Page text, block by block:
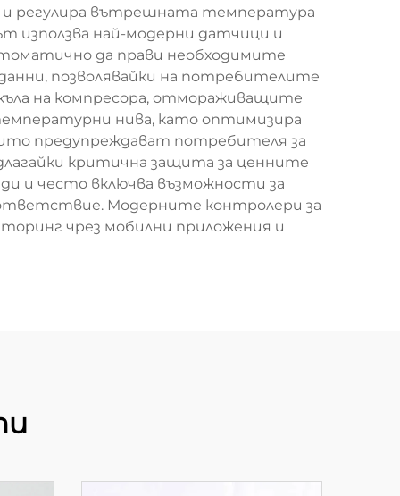
и регулира вътрешната температура
използва най-модерни датчици и
да прави необходимите
позволявайки на потребителите
на компресора, отмораживащите
нива, като оптимизира
предупреждават потребителя за
критична защита за ценните
и често включва възможности за
Модерните контролери за
чрез мобилни приложения и